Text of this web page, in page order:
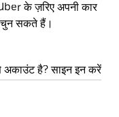
के ज़रिए अपनी कार
चुन सकते हैं।
है? साइन इन करें